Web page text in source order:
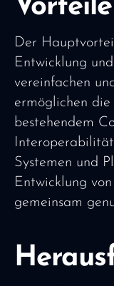
Vorteile
Der
Entwicklung
vereinfachen
ermöglichen
bestehendem
Interoperabilität
Systemen und
Entwicklung
gemeinsam